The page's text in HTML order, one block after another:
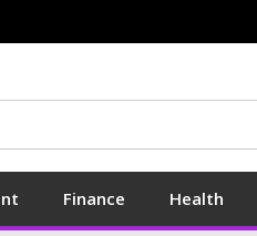
Finance Health